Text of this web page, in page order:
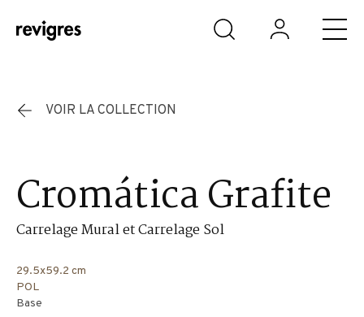
Aller au contenu principal
VOIR LA COLLECTION
Cromática Grafite
Carrelage Mural et Carrelage Sol
29.5x59.2 cm
POL
Base